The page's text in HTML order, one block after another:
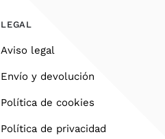
LEGAL
Aviso legal
Envío y devolución
Política de cookies
Política de privacidad